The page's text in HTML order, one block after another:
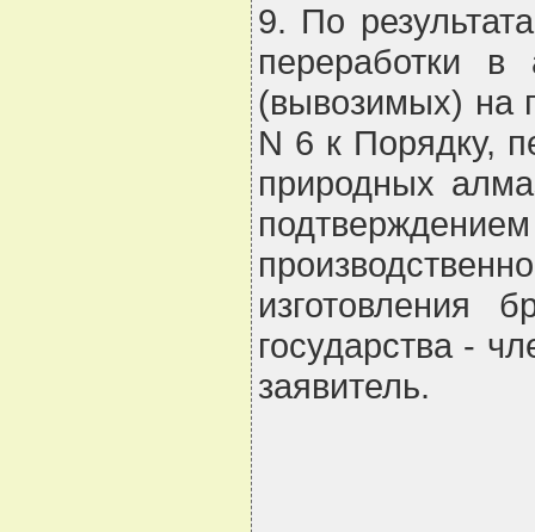
9. По
переработки в
(вывозимых) на
N 6 к Порядку,
природных
изготовления
государства -
заявитель.